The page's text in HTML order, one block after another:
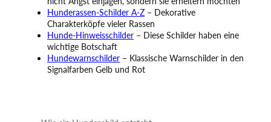
Hunderassen-Schilder A-Z – Dekorative
Charakterköpfe vieler Rassen
Hunde-Hinweisschilder – Diese Schilder haben eine
wichtige Botschaft
Hundewarnschilder – Klassische Warnschilder in den
Signalfarben Gelb und Rot